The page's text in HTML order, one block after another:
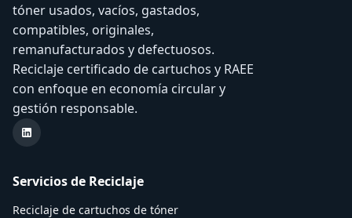
tóner usados, vacíos, gastados,
compatibles, originales,
remanufacturados y defectuosos.
Reciclaje certificado de cartuchos y RAEE
con enfoque en economía circular y
gestión responsable.
LinkedIn Reciink
Servicios de Reciclaje
Reciclaje de cartuchos de tóner